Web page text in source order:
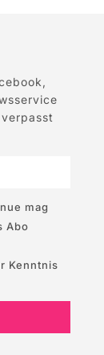
mag
Abo
Kenntnis